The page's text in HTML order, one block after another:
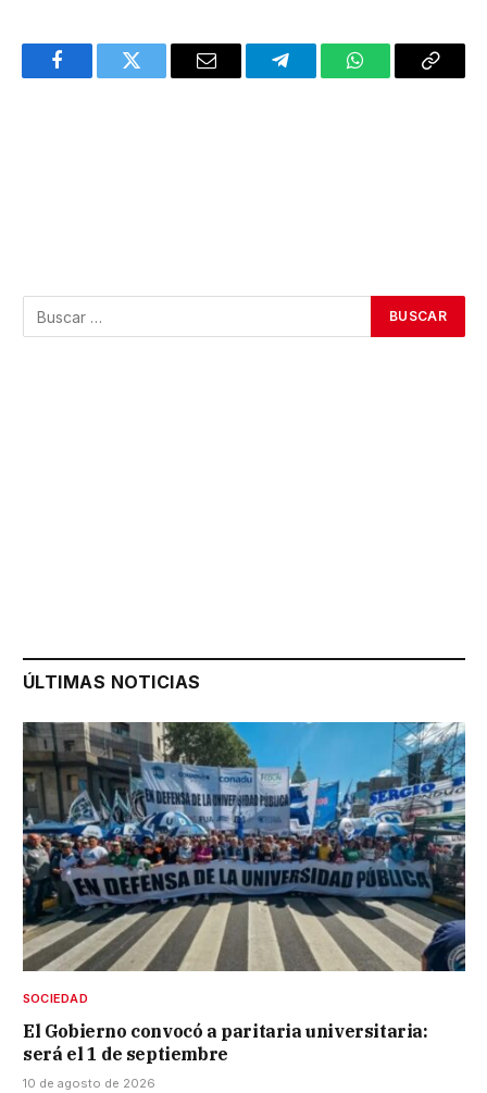
FacebookTwitter Email TelegramWhatsAppCopy
ÚLTIMAS NOTICIAS
SOCIEDAD
El Gobierno convocó a paritaria universitaria:
será el 1 de septiembre
10 de agosto de 2026